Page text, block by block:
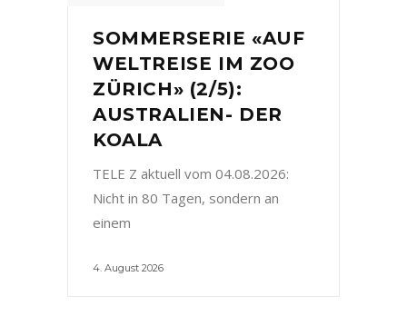
SOMMERSERIE «AUF
WELTREISE IM ZOO
ZÜRICH» (2/5):
AUSTRALIEN- DER
KOALA
TELE Z aktuell vom 04.08.2026:
Nicht in 80 Tagen, sondern an
einem
4. August 2026